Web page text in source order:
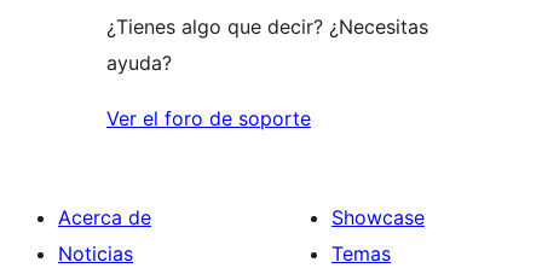
¿Tienes algo que decir? ¿Necesitas
ayuda?
Ver el foro de soporte
Acerca de
Noticias
Showcase
Temas